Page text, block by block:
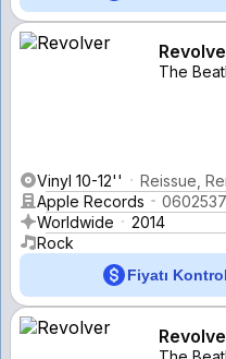
The
Vinyl 10-12''
Reissue,
Apple Records
Worldwide
2014
Rock
Fiyatı